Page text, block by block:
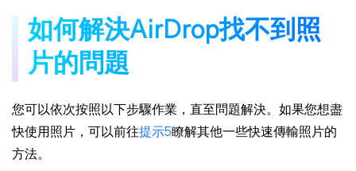
如何解決AirDrop找不到照
片的問題
您可以依次按照以下步驟作業，直至問題解決。如果您想盡
快使用照片，可以前往提示5瞭解其他一些快速傳輸照片的
方法。